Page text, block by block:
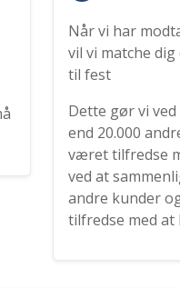
Når vi har
vil vi matche
til fest
Dette gør vi
end 20.000
været tilfredse
ved at
andre kunder
tilfredse med at